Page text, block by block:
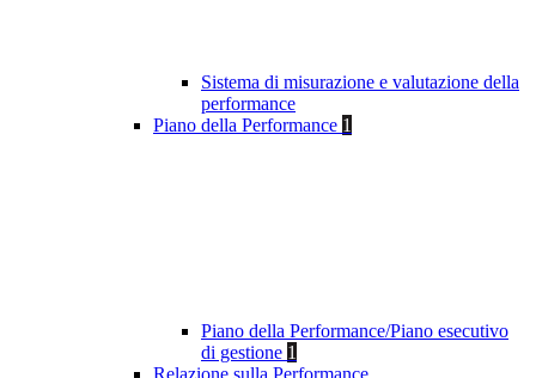
Sistema di misurazione e valutazione della
performance
Piano della Performance 1
Piano della Performance/Piano esecutivo
di gestione 1